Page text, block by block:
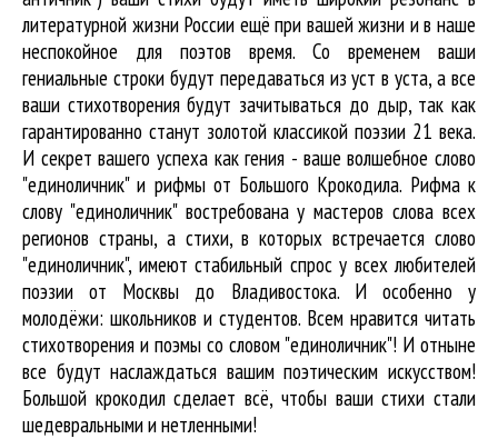
литературной жизни России ещё при вашей жизни и в наше
неспокойное для поэтов время. Со временем ваши
гениальные строки будут передаваться из уст в уста, а все
ваши стихотворения будут зачитываться до дыр, так как
гарантированно станут золотой классикой поэзии 21 века.
И секрет вашего успеха как гения - ваше волшебное слово
"единоличник" и рифмы от Большого Крокодила. Рифма к
слову "единоличник" востребована у мастеров слова всех
регионов страны, а стихи, в которых встречается слово
"единоличник", имеют стабильный спрос у всех любителей
поэзии от Москвы до Владивостока. И особенно у
молодёжи: школьников и студентов. Всем нравится читать
стихотворения и поэмы со словом "единоличник"! И отныне
все будут наслаждаться вашим поэтическим искусством!
Большой крокодил cделает всё, чтобы ваши стихи стали
шедевральными и нетленными!